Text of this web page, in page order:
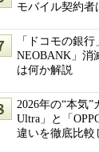
モバイル契約者
「ドコモの銀
NEOBANK」
は何か解説
2026年の“本気
Ultra」と「
違いを徹底比較